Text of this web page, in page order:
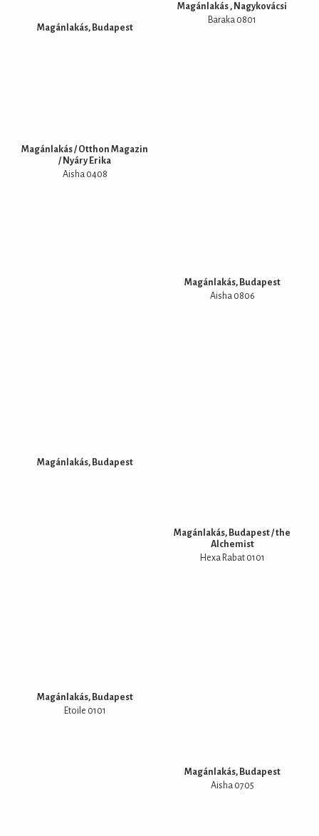
Magánlakás , Nagykovácsi
Baraka 0801
Magánlakás, Budapest
Magánlakás, Budapest
Aisha 0806
Magánlakás / Otthon Magazin
/ Nyáry Erika
Aisha 0408
Magánlakás, Budapest
Magánlakás, Budapest / the
Alchemist
Hexa Rabat 0101
Magánlakás, Budapest
Etoile 0101
Magánlakás, Budapest
Aisha 0705